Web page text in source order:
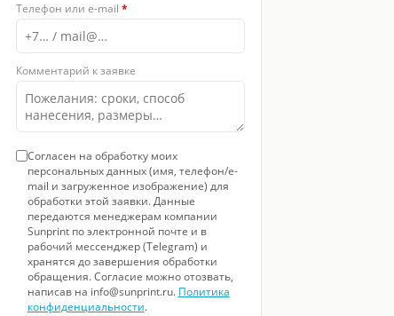
Телефон или e-mail *
Комментарий к заявке
Согласен на обработку моих
персональных данных (имя, телефон/e-
mail и загруженное изображение) для
обработки этой заявки. Данные
передаются менеджерам компании
Sunprint по электронной почте и в
рабочий мессенджер (Telegram) и
хранятся до завершения обработки
обращения. Согласие можно отозвать,
написав на info@sunprint.ru. Политика
конфиденциальности.